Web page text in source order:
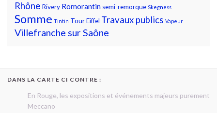
Rhône Rivery Romorantin semi-remorque Skegness
Somme Tintin Tour Eiffel Travaux publics Vapeur
Villefranche sur Saône
DANS LA CARTE CI CONTRE :
En Rouge, les expositions et événements majeurs purement
Meccano